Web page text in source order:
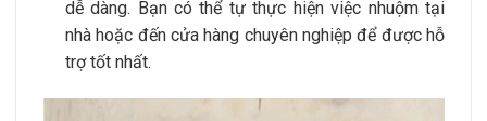
dễ dàng. Bạn có thể tự thực hiện việc nhuộm tại
nhà hoặc đến cửa hàng chuyên nghiệp để được hỗ
trợ tốt nhất.